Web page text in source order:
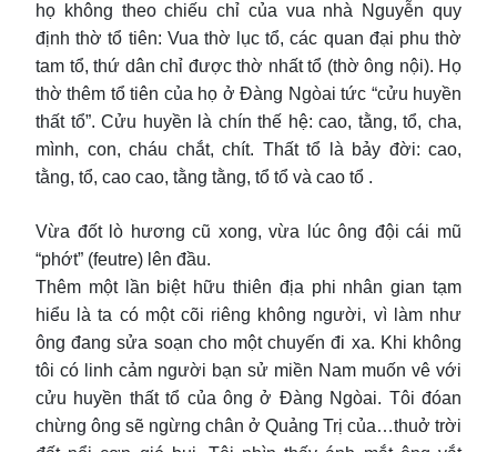
họ không theo chiếu chỉ của vua nhà Nguyễn quy
định thờ tổ tiên: Vua thờ lục tổ, các quan đại phu thờ
tam tổ, thứ dân chỉ được thờ nhất tổ (thờ ông nội). Họ
thờ thêm tổ tiên của họ ở Đàng Ngòai tức “cửu huyền
thất tổ”. Cửu huyền là chín thế hệ: cao, tằng, tổ, cha,
mình, con, cháu chắt, chít. Thất tổ là bảy đời: cao,
tằng, tổ, cao cao, tằng tằng, tổ tổ và cao tổ .
Vừa đốt lò hương cũ xong, vừa lúc ông đội cái mũ
“phớt” (feutre) lên đầu.
Thêm một lần biệt hữu thiên địa phi nhân gian tạm
hiểu là ta có một cõi riêng không người, vì làm như
ông đang sửa soạn cho một chuyến đi xa. Khi không
tôi có linh cảm người bạn sử miền Nam muốn vê với
cửu huyền thất tổ của ông ở Đàng Ngòai. Tôi đóan
chừng ông sẽ ngừng chân ở Quảng Trị của…thuở trời